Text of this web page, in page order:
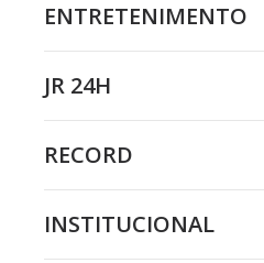
ENTRETENIMENTO
JR 24H
RECORD
INSTITUCIONAL